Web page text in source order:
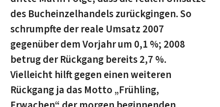
des Bucheinzelhandels zurückgingen. So
schrumpfte der reale Umsatz 2007
gegenüber dem Vorjahr um 0,1 %; 2008
betrug der Rückgang bereits 2,7 %.
Vielleicht hilft gegen einen weiteren
Rückgang ja das Motto „Frühling,